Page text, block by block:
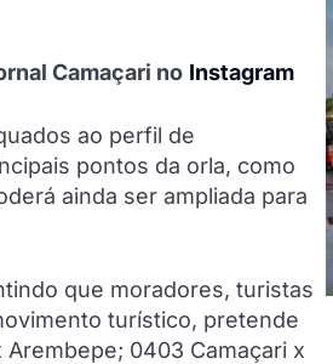
Camaçari no Instagram
ao perfil de
pontos da orla, como
ainda ser ampliada para
que moradores, turistas
turístico, pretende
0403 Camaçari x